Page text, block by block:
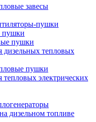
завесы
пушки
пушки
пушки
дизельных тепловых
пушки
тепловых электрических
дизельном топливе